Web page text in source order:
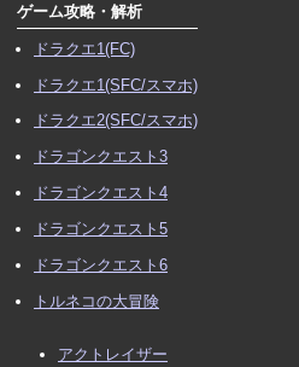
ゲーム攻略・解析
ドラクエ1(FC)
ドラクエ1(SFC/スマホ)
ドラクエ2(SFC/スマホ)
ドラゴンクエスト3
ドラゴンクエスト4
ドラゴンクエスト5
ドラゴンクエスト6
トルネコの大冒険
アクトレイザー